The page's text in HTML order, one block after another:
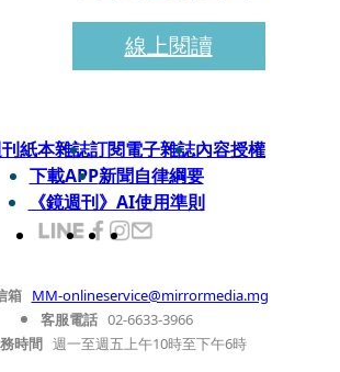
線上閱讀
紙本雜誌訂閱電子雜誌內容授權
下載APP新聞自律綱要
《鏡週刊》AI使用準則
箱 MM-onlineservice@mirrormedia.mg
客服電話 02-6633-3966
時間 週一至週五上午10時至下午6時